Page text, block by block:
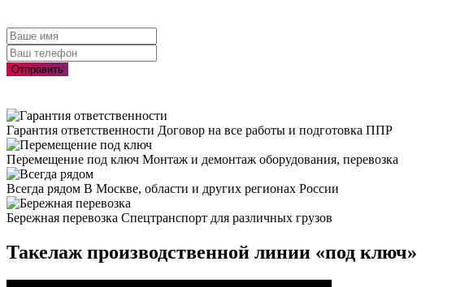
Отправить
Гарантия ответственности Договор на все работы и подготовка ППР
Перемещение под ключ Монтаж и демонтаж оборудования, перевозка
Всегда рядом В Москве, области и других регионах России
Бережная перевозка Спецтранспорт для различных грузов
Такелаж производственной линии «под ключ»